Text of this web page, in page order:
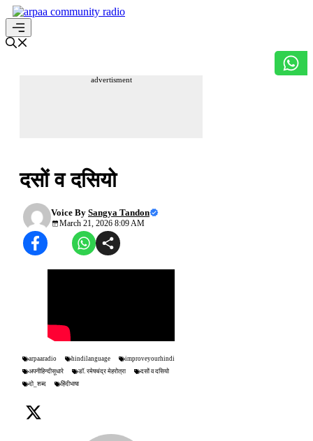
Skip
to
content
Menu
advertisment
दसों व दसियो
Voice By Sangya Tandon
March 21, 2026 8:09 AM
arpaaradio hindilanguage
improveyourhindi
अपनीहिन्दीसूधारे
डॉ. रमेषचंद्र मेहरोत्रा
दसों व दसियो
दो_शब्द
हिंदीभाषा